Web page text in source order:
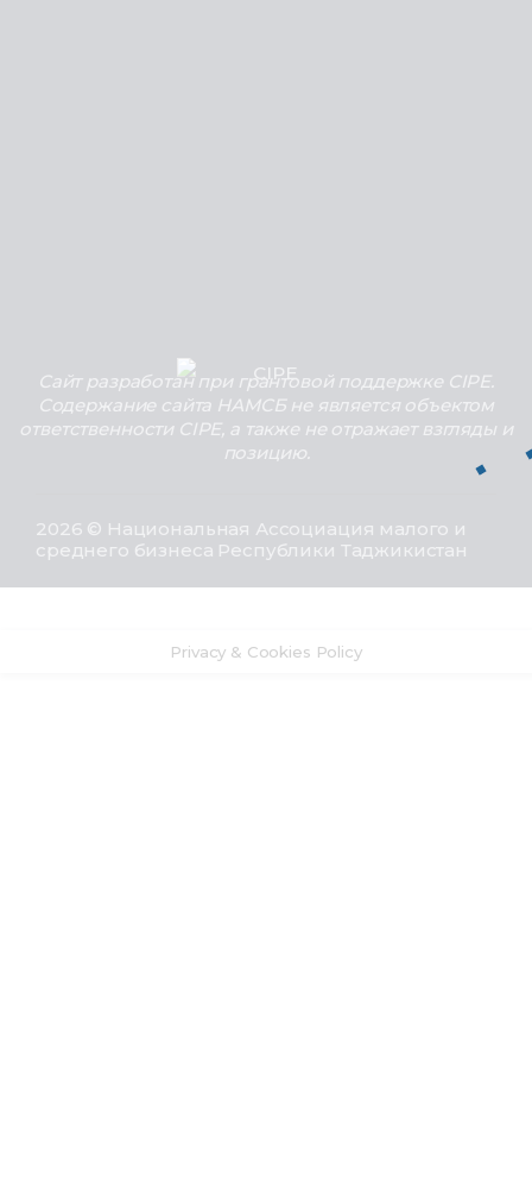
Сайт разработан при грантовой поддержке CIPE.
Содержание сайта НАМСБ не является объектом
ответственности CIPE, а также не отражает взгляды и
позицию.
2026 © Национальная Ассоциация малого и
среднего бизнеса Республики Таджикистан
Privacy & Cookies Policy